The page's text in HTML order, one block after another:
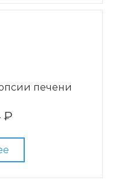
печени
₽